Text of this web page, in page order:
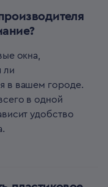
20 000
створку по
строя
при
на
из-за
окна
Часто
окна,
ли
в вашем городе.
в одной
удобство
по